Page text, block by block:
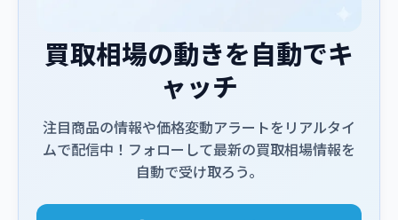
買取相場の動きを自動でキ
ャッチ
注目商品の情報や価格変動アラートをリアルタイ
ムで配信中！フォローして最新の買取相場情報を
自動で受け取ろう。